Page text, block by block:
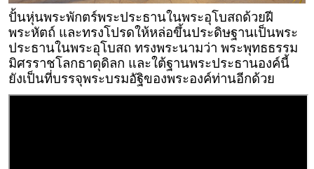
ปั้นหุ่นพระพักตร์พระประธานในพระอุโบสถด้วยฝี
พระหัตถ์ และทรงโปรดให้หล่อขึ้นประดิษฐานเป็นพระ
ประธานในพระอุโบสถ ทรงพระนามว่า พระพุทธธรรม
มิศรราชโลกธาตุดิลก และใต้ฐานพระประธานองค์นี้
ยังเป็นที่บรรจุพระบรมอัฐิของพระองค์ท่านอีกด้วย